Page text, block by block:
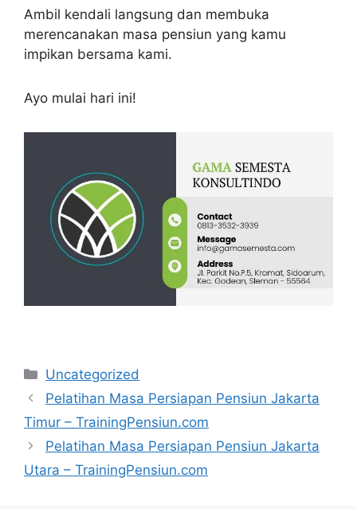
Ambil kendali langsung dan membuka
merencanakan masa pensiun yang kamu
impikan bersama kami.
Ayo mulai hari ini!
Categories
Uncategorized
Pelatihan Masa Persiapan Pensiun Jakarta
Timur – TrainingPensiun.com
Pelatihan Masa Persiapan Pensiun Jakarta
Utara – TrainingPensiun.com